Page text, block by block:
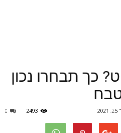
כך תבחרו נכון
0 2493